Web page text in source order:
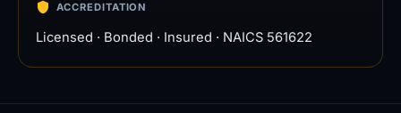
ACCREDITATION
Licensed · Bonded · Insured · NAICS 561622